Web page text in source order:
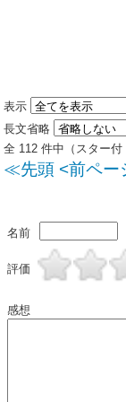
表示
長文省略
全 112 件中（スター付
≪先頭 <前ペー
名前
評価
感想